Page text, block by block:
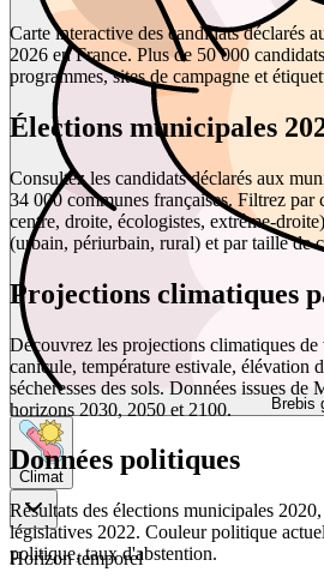
Brebis
Climat
Horizon temporel
Carte interactive des candidats déclarés
2026 en France. Plus de 50 000
programmes, sites de campagne et
Élections municipales
Consultez les candidats déclarés aux
34 000 communes françaises. Filtrez
centre, droite, écologistes, extrême-
(urbain, périurbain, rural) et par taille de
Projections climatiques
Découvrez les projections climatiques de
canicule, température estivale, élévation
sécheresses des sols. Données issues
horizons 2030, 2050 et 2100.
Données politiques
Résultats des élections municipales
législatives 2022. Couleur politique
politique, taux d'abstention.